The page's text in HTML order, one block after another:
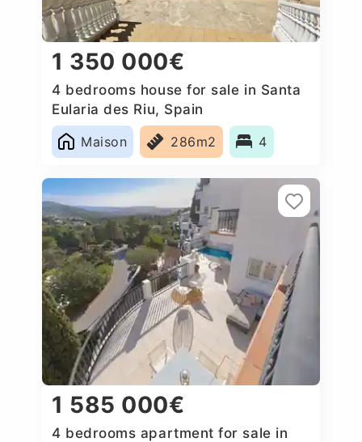
1 350 000€
4 bedrooms house for sale in Santa
Eularia des Riu, Spain
Maison
286m2 4
1 585 000€
4 bedrooms apartment for sale in